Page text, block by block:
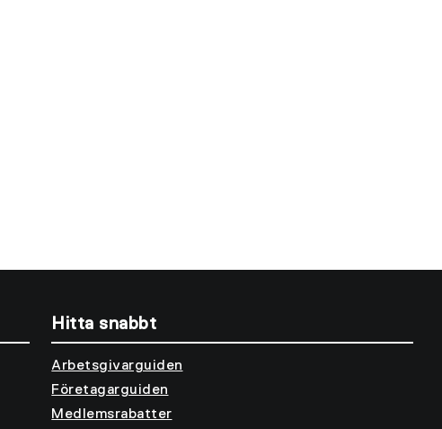
Hitta snabbt
Arbetsgivarguiden
Företagarguiden
Medlemsrabatter